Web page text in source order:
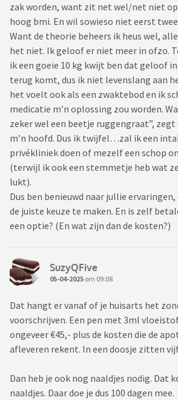
zak worden, want zit net wel/net niet op
hoog bmi. En wil sowieso niet eerst
Want de theorie beheers ik heus wel,
het niet. Ik geloof er niet meer in ofzo.
ik een goeie 10 kg kwijt ben dat geloof
terug komt, dus ik niet levenslang aan
het voelt ook als een zwaktebod en ik
medicatie m’n oplossing zou worden.
zeker wel een beetje ruggengraat”,
m’n hoofd. Dus ik twijfel…zal ik een
privékliniek doen of mezelf een schop
(terwijl ik ook een stemmetje heb wat
lukt).
Dus ben benieuwd naar jullie
de juiste keuze te maken. En is zelf
een optie? (En wat zijn dan de kosten?)
SuzyQFive
05-04-2025 om 09:08
Dat hangt er vanaf of je huisarts het
voorschrijven. Een pen met 3ml
ongeveer €45,- plus de kosten die de
afleveren rekent. In een doosje zitten
Dan heb je ook nog naaldjes nodig. Dat
naaldjes. Daar doe je dus 100 dagen mee.